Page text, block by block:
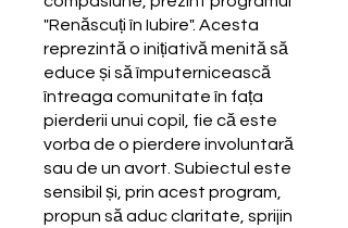
"Renăscuți în Iubire". Acesta
reprezintă o inițiativă menită să
educe și să împuternicească
întreaga comunitate în fața
pierderii unui copil, fie că este
vorba de o pierdere involuntară
sau de un avort. Subiectul este
sensibil și, prin acest program,
propun să aduc claritate, sprijin